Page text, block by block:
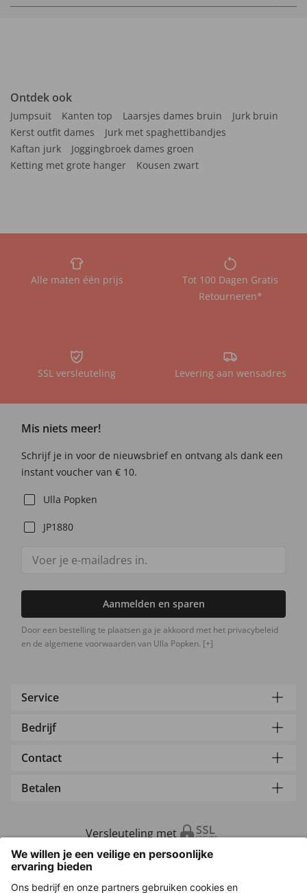
Ontdek ook
Jumpsuit Kanten top Laarsjes dames bruin
Jurk bruin
Kerst outfit dames
Jurk met spaghettibandjes
Kaftan jurk
Joggingbroek dames groen
Ketting met grote hanger
Kousen zwart
Alle maten één prijs
Tot 100 Dagen Gratis
Retourneren*
SSL versleuteling Levering aan wensadres
Mis niets meer!
Schrijf je in voor de nieuwsbrief en ontvang als dank een
instant voucher van € 10.
Ulla Popken
JP1880
Aanmelden en sparen
Door een bestelling te plaatsen ga je akkoord met het privacybeleid
en de algemene voorwaarden van Ulla Popken. [+]
Service
Bedrijf
Contact
Betalen
Versleuteling met
Overige webwinkels